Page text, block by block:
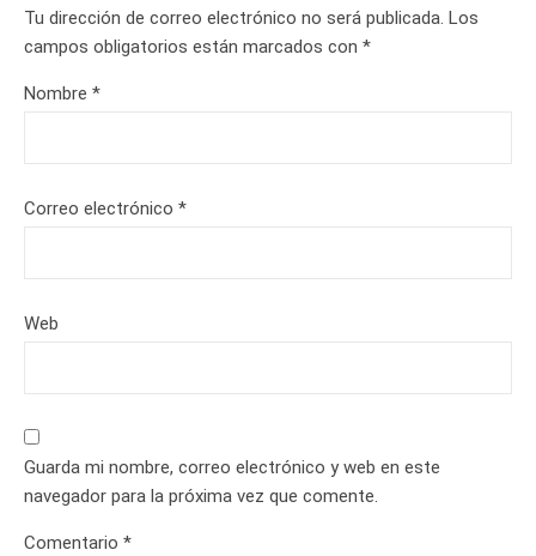
Tu dirección de correo electrónico no será publicada. Los
campos obligatorios están marcados con *
Nombre *
Correo electrónico *
Web
Guarda mi nombre, correo electrónico y web en este
navegador para la próxima vez que comente.
Comentario *